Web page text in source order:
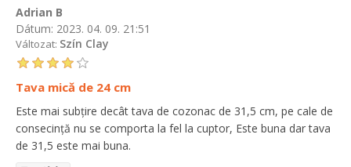
Adrian B
Dátum: 2023. 04. 09. 21:51
Változat: Szín Clay
Tava mică de 24 cm
Este mai subțire decât tava de cozonac de 31,5 cm, pe cale de
consecință nu se comporta la fel la cuptor, Este buna dar tava
de 31,5 este mai buna.